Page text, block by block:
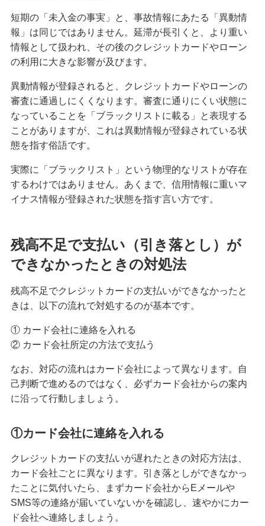
クレジットカードのステータスとは？保有する必
要性や役立つシーン、選び方を解説
クレジットカードの名義変更のタイミングは？方
クレジットカード決済の返金対応とは？手続きの
流れやタイミング、注意点を解説
クレジットカードの引き落とし口座を変更する方
クレジットカードとデビットカードの違いは？メ
リット・デメリットや使い分け方を解説
クレジットカード決済で領収書は発行できる？代
わりの書類や注意点も解説
ちた場合の対処法や代替カードを紹介
クレジットカードの3Dセキュアとは？決済方法、
導入のメリットや注意点を解説
クレジットカードの家族カードとは？発行条件や
メリット・デメリット等を解説
に影響する？対処法やリスクを解説
クレジットカードのランクとは？上げる方法やハ
イクラスのメリット・注意点も解説
クレジットカード引き落としの時間は？当日入金
の注意点や遅れたときの対処法も紹介
短期の「未入金の事実」と、事故情報にあたる「異動情
報」は同じではありません。延滞が長引くと、より重い
情報として扱われ、その後のクレジットカードやローン
の利用に大きな影響が及びます。
異動情報が登録されると、クレジットカードやローンの
審査に通過しにくくなります。審査に通りにくい状態に
なっていることを「ブラックリストに載る」と表現する
ことがありますが、これは異動情報が登録されている状
態を指す俗語です。
実際に「ブラックリスト」という物理的なリストが存在
するわけではありません。あくまで、信用情報に重いマ
イナス情報が登録された状態を指す言い方です。
残高不足で支払い（引き落とし）が
できなかったときの対処法
残高不足でクレジットカードの支払いができなかったと
きは、以下の流れで対処するのが基本です。
① カード会社に連絡を入れる
② カード会社所定の方法で支払う
なお、対応の流れはカード会社によって異なります。自
己判断で進めるのではなく、必ずカード会社からの案内
に沿って行動しましょう。
①カード会社に連絡を入れる
クレジットカードの支払いが遅れたときの対応方法は、
カード会社ごとに異なります。引き落としができなかっ
たことに気付いたら、まずカード会社からEメールや
SMS等の連絡が届いていないかを確認し、速やかにカー
ド会社へ連絡しましょう。